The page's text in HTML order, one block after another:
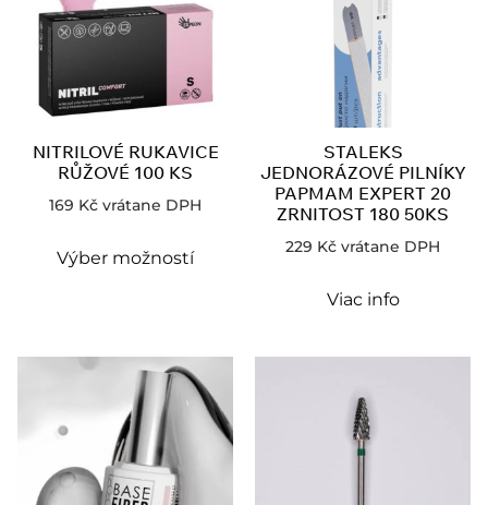
NITRILOVÉ RUKAVICE
RŮŽOVÉ 100 KS
169 Kč vrátane DPH
Výber možností
STALEKS
JEDNORÁZOVÉ PILNÍKY
PAPMAM EXPERT 20
ZRNITOST 180 50KS
229 Kč vrátane DPH
Viac info